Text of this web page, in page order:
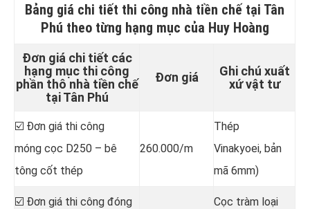
Bảng giá chi tiết thi công nhà tiền chế tại Tân
Phú theo từng hạng mục của Huy Hoàng
Đơn giá chi tiết các
hạng mục thi công
phần thô nhà tiền chế
tại Tân Phú
Đơn giá
Ghi chú xuất
xứ vật tư
☑️ Đơn giá thi công
móng cọc D250 – bê
tông cốt thép
260.000/m
Thép
Vinakyoei, bản
mã 6mm)
☑️ Đơn giá thi công đóng
Cọc tràm loại